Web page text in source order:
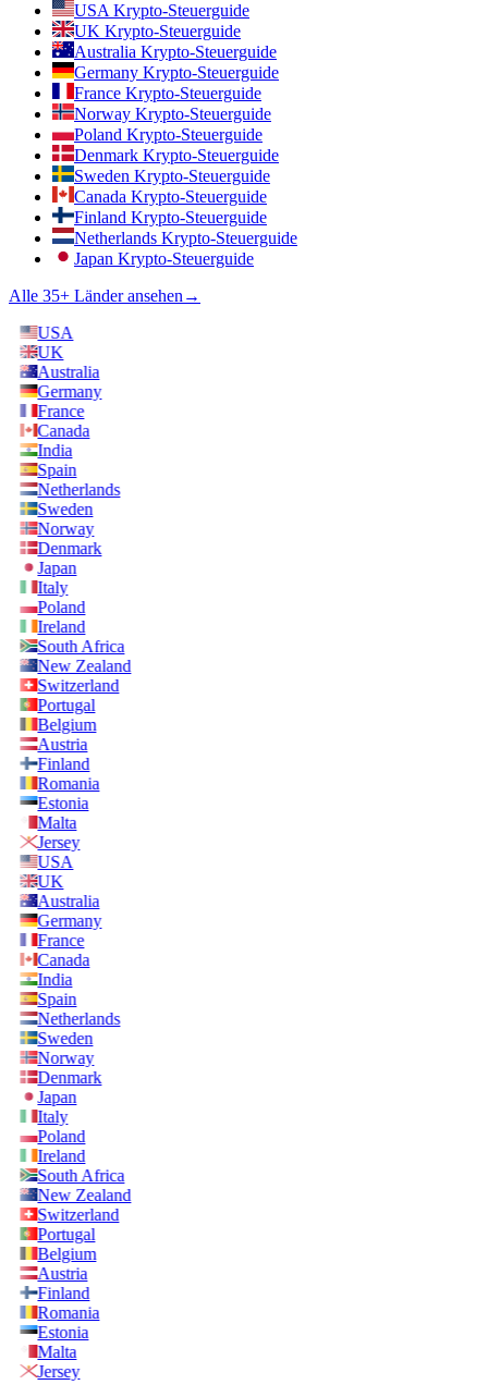
USA Krypto-Steuerguide
UK Krypto-Steuerguide
Australia Krypto-Steuerguide
Germany Krypto-Steuerguide
France Krypto-Steuerguide
Norway Krypto-Steuerguide
Poland Krypto-Steuerguide
Denmark Krypto-Steuerguide
Sweden Krypto-Steuerguide
Canada Krypto-Steuerguide
Finland Krypto-Steuerguide
Netherlands Krypto-Steuerguide
Japan Krypto-Steuerguide
Alle 35+ Länder ansehen →
USA
UK
Australia
Germany
France
Canada
India
Spain
Netherlands
Sweden
Norway
Denmark
Japan
Italy
Poland
Ireland
South Africa
New Zealand
Switzerland
Portugal
Belgium
Austria
Finland
Romania
Estonia
Malta
Jersey
USA
UK
Australia
Germany
France
Canada
India
Spain
Netherlands
Sweden
Norway
Denmark
Japan
Italy
Poland
Ireland
South Africa
New Zealand
Switzerland
Portugal
Belgium
Austria
Finland
Romania
Estonia
Malta
Jersey